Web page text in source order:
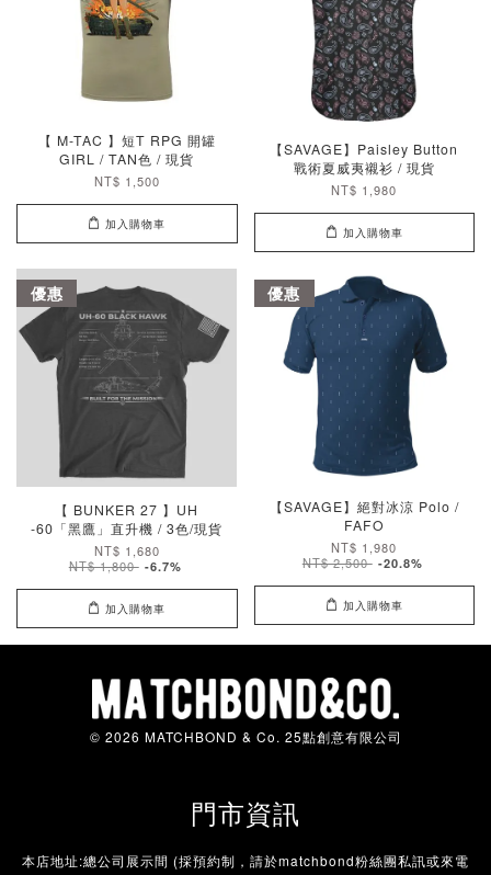
【 M-TAC 】短T RPG 開罐
GIRL / TAN色 / 現貨
NT$ 1,500
加入購物車
【SAVAGE】Paisley Button
戰術夏威夷襯衫 / 現貨
NT$ 1,980
加入購物車
優惠
【 BUNKER 27 】UH
-60「黑鷹」直升機 / 3色/現貨
NT$ 1,680
NT$ 1,800 -6.7%
加入購物車
優惠
【SAVAGE】絕對冰涼 Polo /
FAFO
NT$ 1,980
NT$ 2,500 -20.8%
加入購物車
© 2026 MATCHBOND & Co. 25點創意有限公司
門市資訊
本店地址:總公司展示間 (採預約制，請於matchbond粉絲團私訊或來電